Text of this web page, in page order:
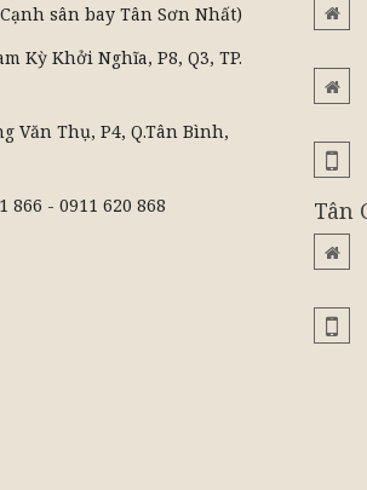
sân bay Tân Sơn Nhất)
Kỳ Khởi Nghĩa, P8, Q3, TP.
Văn Thụ, P4, Q.Tân Bình,
866 - 0911 620 868
Tân